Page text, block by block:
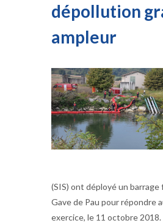
dépollution
ampleur
(SIS) ont déployé un
Gave de Pau pour répondre
exercice, le 11 octobre